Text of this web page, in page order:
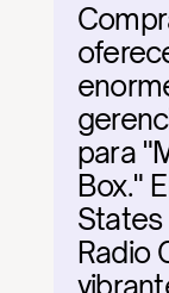
para
Box."
States
Radio